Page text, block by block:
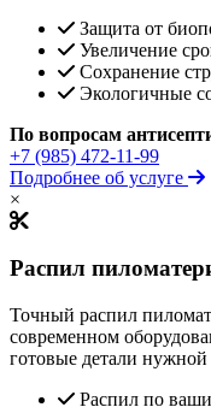
Защита от
Увеличение
Сохранение
Экологичные
По вопросам
+7 (985) 472-11-99
Подробнее об услуге
×
Распил
Точный распил
современном
готовые детали
Распил по